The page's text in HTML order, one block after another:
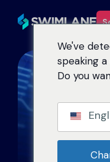
Por qué
Soluciones
Productos
We've
speaking
Do you